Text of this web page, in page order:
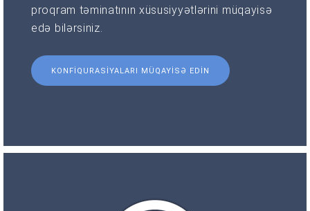
proqram təminatının xüsusiyyətlərini müqayisə
edə bilərsiniz.
KONFIQURASIYALARI MÜQAYISƏ EDIN